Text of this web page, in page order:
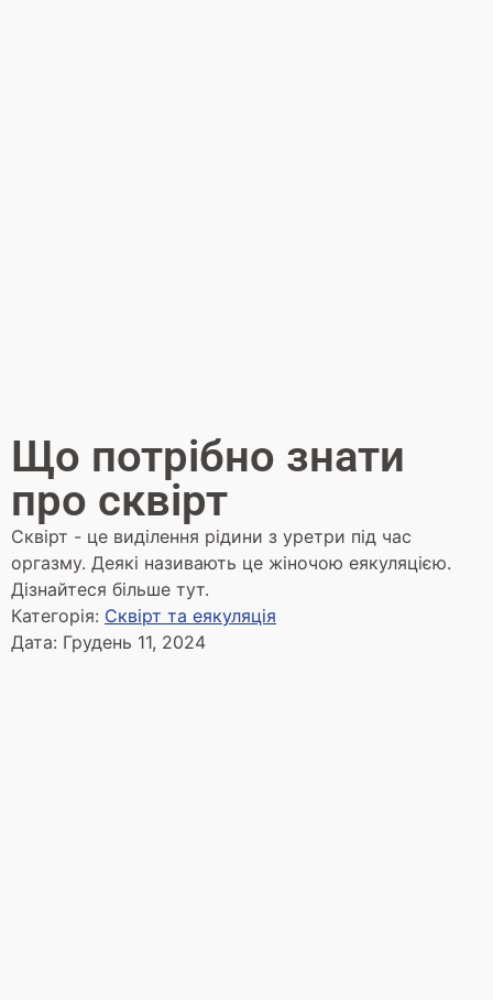
Що потрібно знати
про сквірт
Сквірт - це виділення рідини з уретри під час
оргазму. Деякі називають це жіночою еякуляцією.
Дізнайтеся більше тут.
Категорія: Сквірт та еякуляція
Дата: Грудень 11, 2024